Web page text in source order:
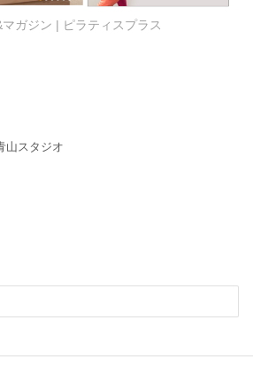
ガジン | ピラティスプラス
山スタジオ